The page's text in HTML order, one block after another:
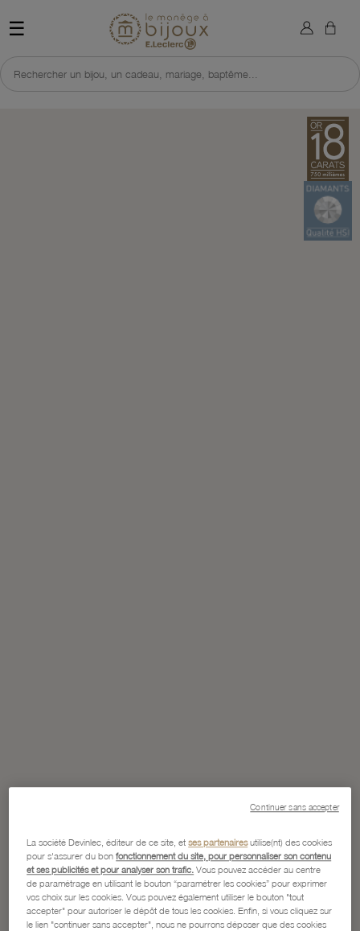
☰ Retour à l'accueil du site
Rechercher un bijou, un cadeau, mariage, baptême...
×
La société Devinlec, éditeur de ce site, etses partenairesutilise(nt) des cookies
pour s'assurer du bonfonctionnement du site, pour personnaliser son contenu
et ses publicités et pour analyser son trafic. Vous pouvez accéder au centre
de paramétrage en utilisant le bouton “paramétrer les cookies” pour exprimer
vos choix sur les cookies. Vous pouvez également utiliser le bouton "tout
accepter" pour autoriser le dépôt de tous les cookies. Enfin, si vous cliquez sur
le lien "continuer sans accepter", nous ne pourrons déposer que des cookies
Continuer sans accepter